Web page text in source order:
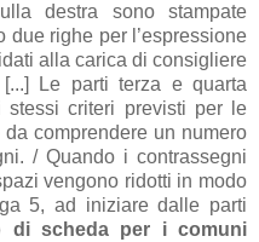
destra sono stampate
due righe per l’espressione
alla carica di consigliere
Le parti terza e quarta
stessi criteri previsti per le
comprendere un numero
/ Quando i contrassegni
vengono ridotti in modo
5, ad iniziare dalle parti
di scheda per i comuni